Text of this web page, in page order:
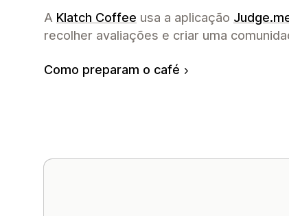
A Klatch Coffee usa a aplicação
recolher avaliações e criar uma
Como preparam o café